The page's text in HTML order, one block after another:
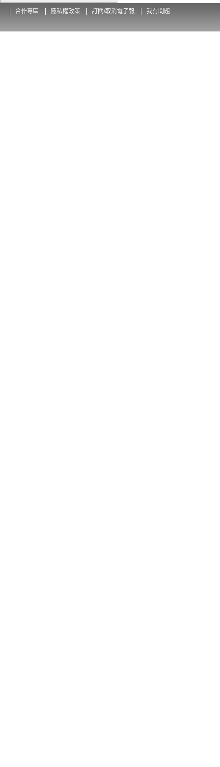
合作專區 隱私權政策 訂閱/取消電子報 我有問題